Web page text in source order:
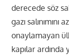
derecede söz
gazı
onaylamayan
kapılar